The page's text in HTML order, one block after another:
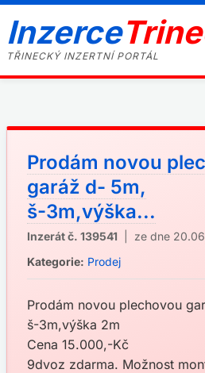
Inzerce
TŘINECKÝ INZERTNÍ PORTÁL
Prodám novou
garáž d- 5m,
š-3m,výška...
Inzerát č. 139541 | ze dne
Kategorie: Prodej
Prodám novou plechovou
š-3m,výška 2m
Cena 15.000,-Kč
9dvoz zdarma. Možnost